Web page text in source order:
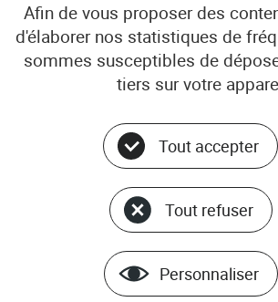
18, rue Jean Jaurès 29200
02 98 33 51 71
© ADEUPa
PLAN DU SITE
DONNÉES
GÉRER LES COOKIES
MENTIONS LÉGALES
Afin de vous proposer des
d'élaborer nos statistiques de
sommes susceptibles de
tiers sur votre
Tout accepter
Tout refuser
Personnaliser